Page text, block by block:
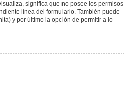
significa que no posee los permisos
línea del formulario. También puede
y por último la opción de permitir a lo